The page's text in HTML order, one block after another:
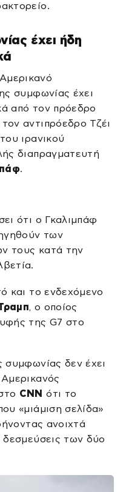
έχει ήδη
συμφωνίας έχει
από τον πρόεδρο
αντιπρόεδρο Τζέι
ιρανικού
διαπραγματευτή
.
ότι ο Γκαλιμπάφ
των
τους κατά την
και το ενδεχόμενο
, ο οποίος
της G7 στο
συμφωνίας δεν έχει
CNN ότι το
«μιάμιση σελίδα»
ανοιχτά
δεσμεύσεις των δύο